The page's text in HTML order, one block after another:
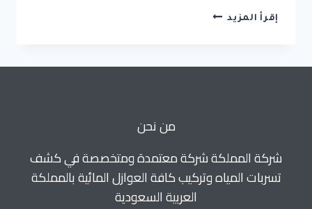
إقرأ المزيد شركة
من نحن
شركة المملكة شركة معتمدة ومتخصصة في كشف
تسربات المياه وتركيب كافة العوازل المائية بالمملكة
العربية السعودية